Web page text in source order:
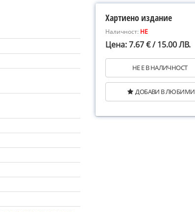
Хартиено издание
Наличност: НЕ
Цена: 7.67 € / 15.00 ЛВ.
НЕ Е В НАЛИЧНОСТ
ДОБАВИ В ЛЮБИМИ